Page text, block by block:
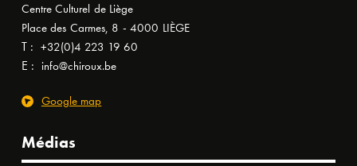
Centre Culturel de Liège
Place des Carmes, 8 - 4000 LIÈGE
T : +32(0)4 223 19 60
E : info@chiroux.be
Google map
Médias